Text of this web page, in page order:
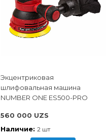
Экцентриковая
шлифовальная машина
NUMBER ONE ES500-PRO
560 000 UZS
Наличие: 2 шт